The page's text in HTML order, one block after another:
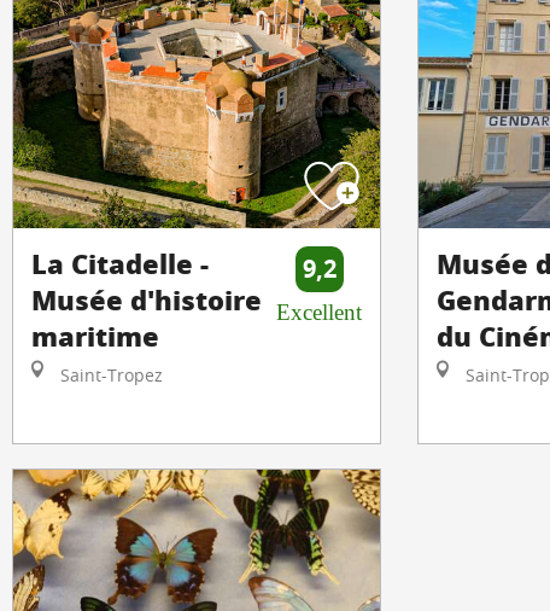
La Citadelle -
Musée d'histoire
maritime
Saint-Tropez
9,2
Excellent
Musée
du
Saint-